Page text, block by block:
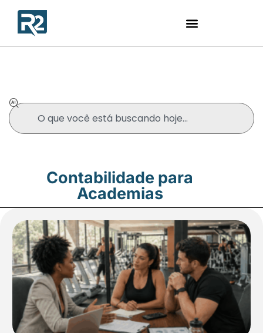
Contabilidade para
Academias